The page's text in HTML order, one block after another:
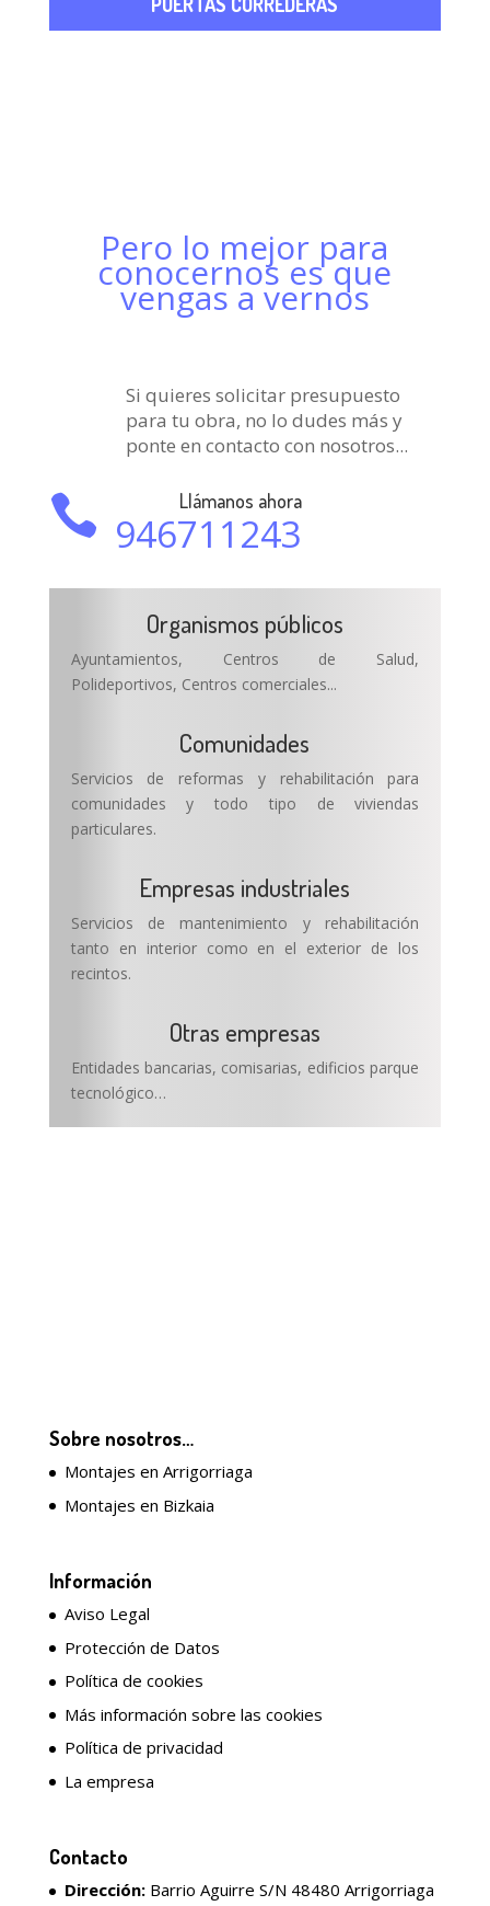
Pero lo mejor para
conocernos es que
vengas a vernos
Si quieres solicitar presupuesto
para tu obra, no lo dudes más y
ponte en contacto con nosotros...
 Llámanos ahora
946711243
Organismos públicos
Ayuntamientos, Centros de Salud,
Polideportivos, Centros comerciales...
Comunidades
Servicios de reformas y rehabilitación para
comunidades y todo tipo de viviendas
particulares.
Empresas industriales
Servicios de mantenimiento y rehabilitación
tanto en interior como en el exterior de los
recintos.
Otras empresas
Entidades bancarias, comisarias, edificios parque
tecnológico…
Sobre nosotros…
Montajes en Arrigorriaga
Montajes en Bizkaia
Información
Aviso Legal
Protección de Datos
Política de cookies
Más información sobre las cookies
Política de privacidad
La empresa
Contacto
Dirección:Barrio Aguirre S/N 48480 Arrigorriaga